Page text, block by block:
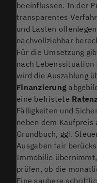
beeinflussen. In der
transparentes
und Lasten
nachvollziehbar
Für die Umsetzung
nach
wird die Auszahlung
Finanzierung
eine befristete
Fälligkeiten und
neben dem Kaufpreis
Grundbuch, ggf.
Ausgaben fair
Immobilie
prüfen, ob die
Eine saubere